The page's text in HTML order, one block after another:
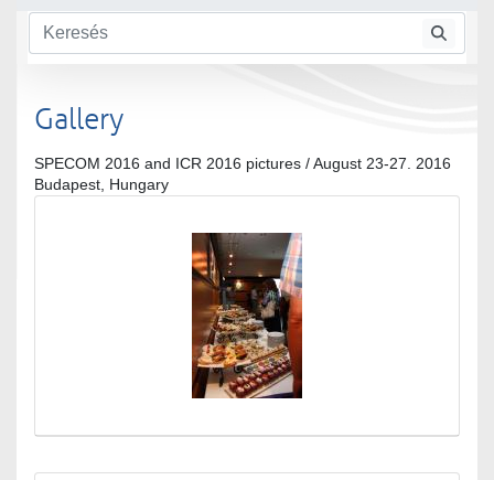
Gallery
SPECOM 2016 and ICR 2016 pictures / August 23-27. 2016
Budapest, Hungary